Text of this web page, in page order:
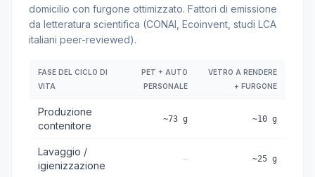
domicilio con furgone ottimizzato. Fattori di emissione
da letteratura scientifica (CONAI, Ecoinvent, studi LCA
italiani peer-reviewed).
FASE DEL CICLO DI
VITA
PET + AUTO
PERSONALE
VETRO A RENDERE
+ FURGONE
Produzione
contenitore
~73 g ~10 g
Lavaggio /
igienizzazione
— ~25 g